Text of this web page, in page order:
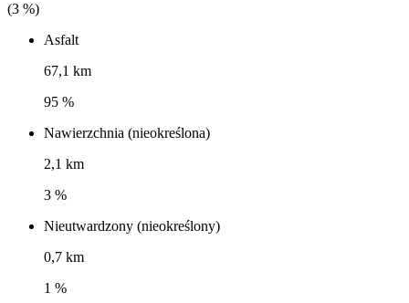
(3 %)
Asfalt
67,1 km
95 %
Nawierzchnia (nieokreślona)
2,1 km
3 %
Nieutwardzony (nieokreślony)
0,7 km
1 %